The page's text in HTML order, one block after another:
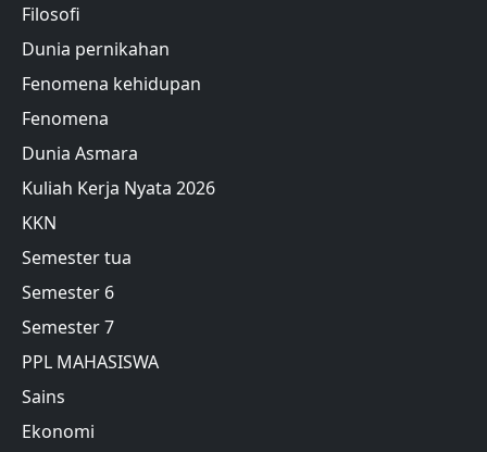
Filosofi
Dunia pernikahan
Fenomena kehidupan
Fenomena
Dunia Asmara
Kuliah Kerja Nyata 2026
KKN
Semester tua
Semester 6
Semester 7
PPL MAHASISWA
Sains
Ekonomi